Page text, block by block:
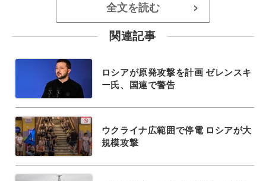
全文を読む >
関連記事
ロシアが原発攻撃を計画 ゼレンスキ
ー氏、国連で警告
ウクライナ広範囲で停電 ロシアが大
規模攻撃